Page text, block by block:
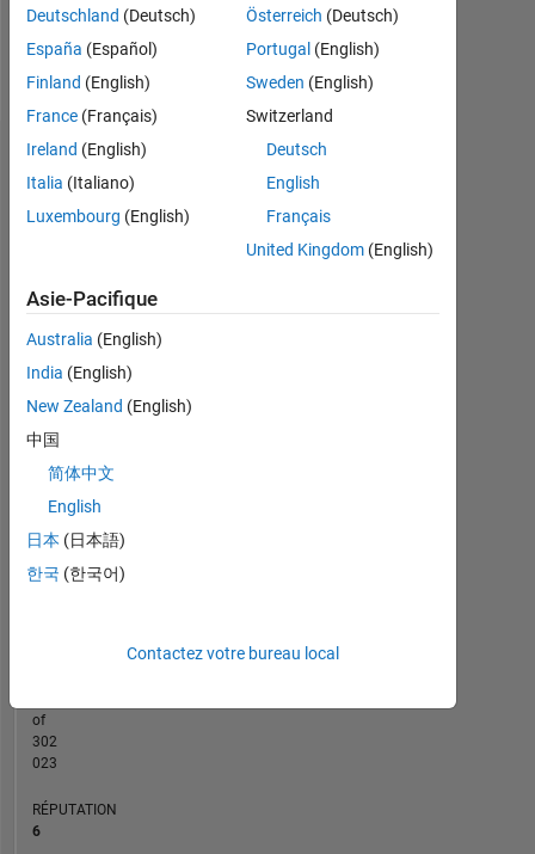
Follow
Tableau de bord
Statistiques
CONTRIBUTIONS
-2
-1 2
3
04/23
09/23
02/24
07/24
12/24
05/25
03/26
08/26
of
302
023
RÉPUTATION
6
Deutschland (Deutsch)
España (Español)
Finland (English)
France (Français)
Ireland (English)
Italia (Italiano)
Luxembourg (English)
Österreich (Deutsch)
Portugal (English)
Sweden (English)
Switzerland
Deutsch
English
Français
United Kingdom(English)
Asie-Pacifique
Australia (English)
India (English)
New Zealand (English)
中国
简体中文
English
日本 (日本語)
한국 (한국어)
Contactez votre bureau local